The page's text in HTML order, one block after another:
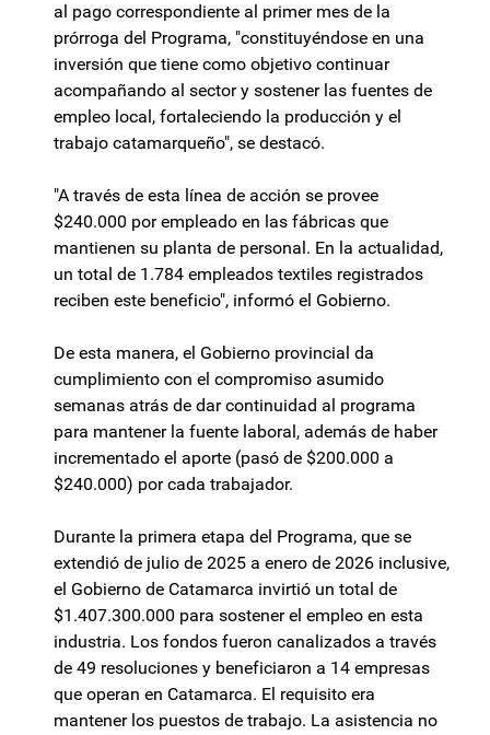
al pago correspondiente al primer mes de la
prórroga del Programa, "constituyéndose en una
inversión que tiene como objetivo continuar
acompañando al sector y sostener las fuentes de
empleo local, fortaleciendo la producción y el
trabajo catamarqueño", se destacó.
"A través de esta línea de acción se provee
$240.000 por empleado en las fábricas que
mantienen su planta de personal. En la actualidad,
un total de 1.784 empleados textiles registrados
reciben este beneficio", informó el Gobierno.
De esta manera, el Gobierno provincial da
cumplimiento con el compromiso asumido
semanas atrás de dar continuidad al programa
para mantener la fuente laboral, además de haber
incrementado el aporte (pasó de $200.000 a
$240.000) por cada trabajador.
Durante la primera etapa del Programa, que se
extendió de julio de 2025 a enero de 2026 inclusive,
el Gobierno de Catamarca invirtió un total de
$1.407.300.000 para sostener el empleo en esta
industria. Los fondos fueron canalizados a través
de 49 resoluciones y beneficiaron a 14 empresas
que operan en Catamarca. El requisito era
mantener los puestos de trabajo. La asistencia no